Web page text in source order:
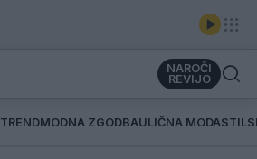
NAROČI
REVIJO
TRENDMODNA ZGODBAULIČNA MODA